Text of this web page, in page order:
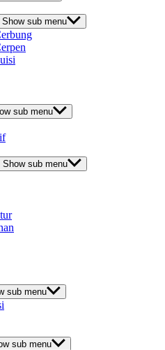
Show sub menu
sub menu
Show sub menu
sub menu
sub menu